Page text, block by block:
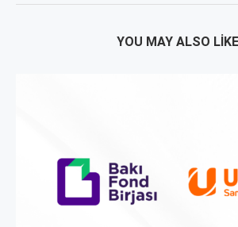
YOU MAY ALSO LIKE